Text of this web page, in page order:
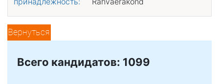
Вернуться
Всего кандидатов: 1099